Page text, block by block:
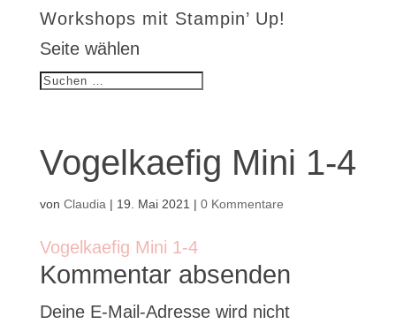
Workshops mit Stampin’ Up!
Seite wählen
Vogelkaefig Mini 1-4
von Claudia | 19. Mai 2021 | 0 Kommentare
Vogelkaefig Mini 1-4
Kommentar absenden
Deine E-Mail-Adresse wird nicht